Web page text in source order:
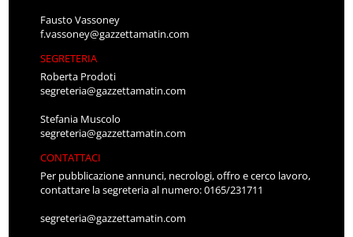
Fausto Vassoney
f.vassoney@gazzettamatin.com
SEGRETERIA
Roberta Prodoti
segreteria@gazzettamatin.com
Stefania Muscolo
segreteria@gazzettamatin.com
CONTATTACI
Per pubblicazione annunci, necrologi, offro e cerco lavoro,
contattare la segreteria al numero: 0165/231711
segreteria@gazzettamatin.com